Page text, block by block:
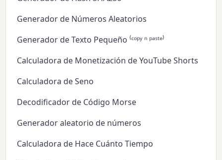
Generador de Números Aleatorios
Generador de Texto Pequeño ⁽ᶜᵒᵖʸ ⁿ ᵖᵃˢᵗᵉ⁾
Calculadora de Monetización de YouTube Shorts
Calculadora de Seno
Decodificador de Código Morse
Generador aleatorio de números
Calculadora de Hace Cuánto Tiempo